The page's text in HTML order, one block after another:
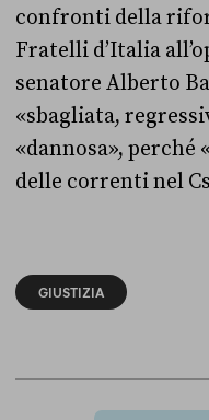
confronti della
Fratelli d’Italia
senatore Alberto
«sbagliata,
«dannosa», perché
delle correnti nel
GIUSTIZIA